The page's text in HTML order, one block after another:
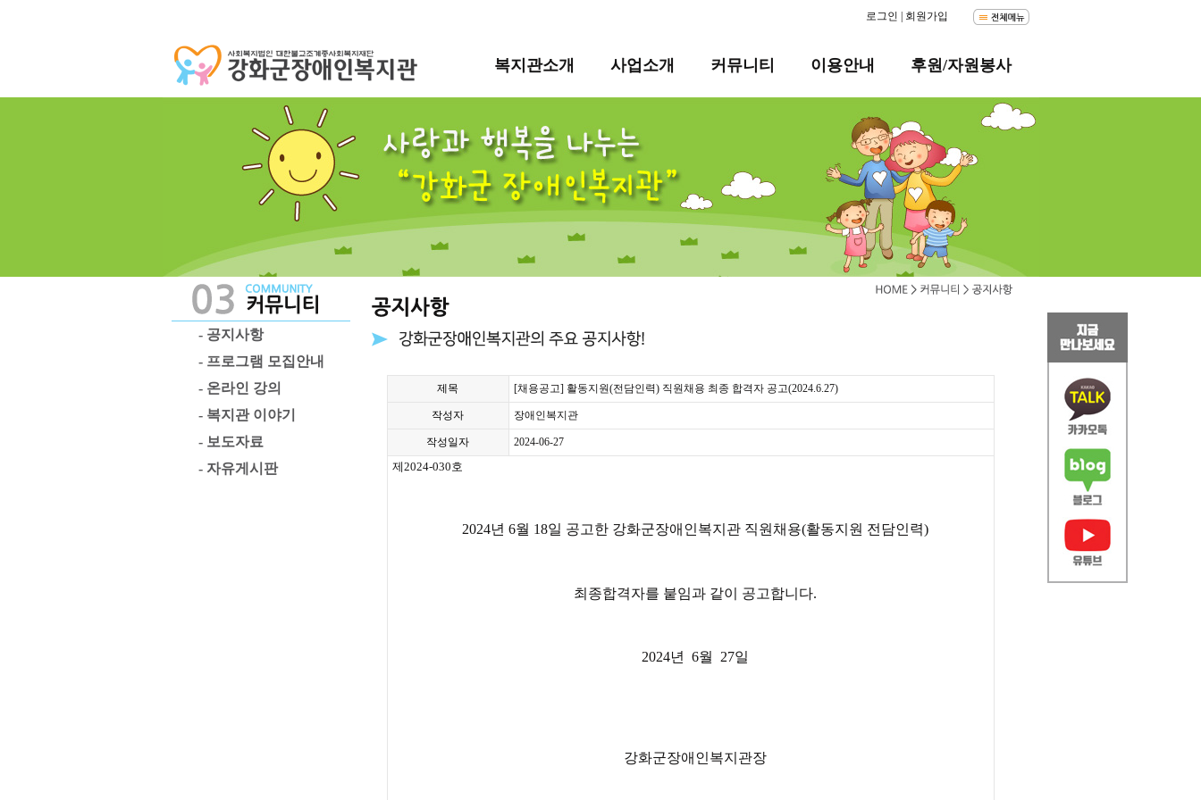
로그인 | 회원가입
복지관소개 사업소개 커뮤니티 이용안내 후원/자원봉사
- 공지사항
- 프로그램 모집안내
- 온라인 강의
- 복지관 이야기
- 보도자료
- 자유게시판
제목 [채용공고] 활동지원(전담인력) 직원채용 최종 합격자 공고(2024.6.27)
작성자 장애인복지관
작성일자 2024-06-27
제2024-030호
2024년 6월 18일 공고한 강화군장애인복지관 직원채용(활동지원 전담인력)
최종합격자를 붙임과 같이 공고합니다.
2024년 6월 27일
강화군장애인복지관장